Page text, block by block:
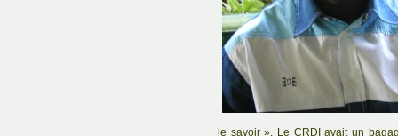
le savoir ». Le CRDI avait un